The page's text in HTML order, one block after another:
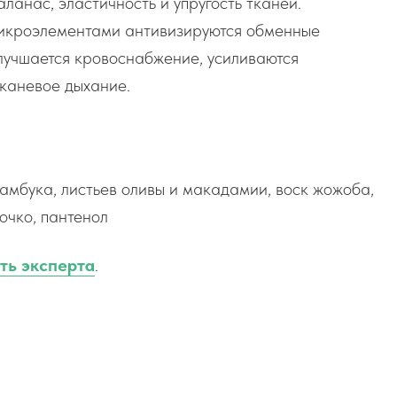
антивизируются обменные
кровоснабжение, усиливаются
дыхание.
листьев оливы и макадамии, воск жожоба,
пантенол
эксперта.